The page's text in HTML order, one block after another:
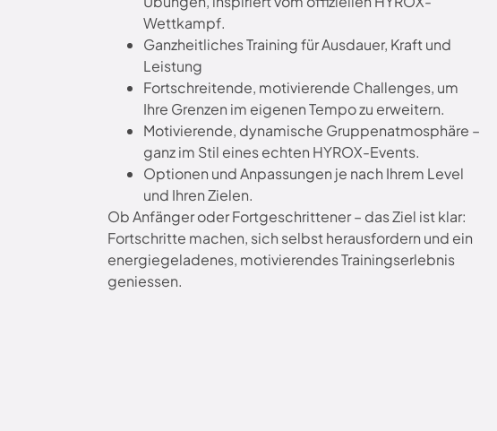
Wettkampf.
Ganzheitliches Training für Ausdauer, Kraft und
Leistung
Fortschreitende, motivierende Challenges, um
Ihre Grenzen im eigenen Tempo zu erweitern.
Motivierende, dynamische Gruppenatmosphäre –
ganz im Stil eines echten HYROX-Events.
Optionen und Anpassungen je nach Ihrem Level
und Ihren Zielen.
Ob Anfänger oder Fortgeschrittener – das Ziel ist klar:
Fortschritte machen, sich selbst herausfordern und ein
energiegeladenes, motivierendes Trainingserlebnis
geniessen.